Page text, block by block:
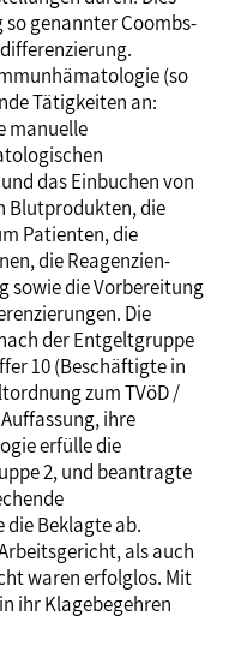
genannter Coombs-
(so
Tätigkeiten an:
manuelle
das Einbuchen von
Blutprodukten, die
Patienten, die
die Reagenzien-
sowie die Vorbereitung
Die
der Entgeltgruppe
10 (Beschäftigte in
zum TVöD /
ihre
erfülle die
2, und beantragte
die Beklagte ab.
als auch
waren erfolglos. Mit
ihr Klagebegehren